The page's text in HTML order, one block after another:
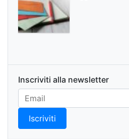
Inscriviti alla newsletter